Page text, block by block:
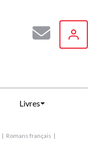
Livres
Romans français